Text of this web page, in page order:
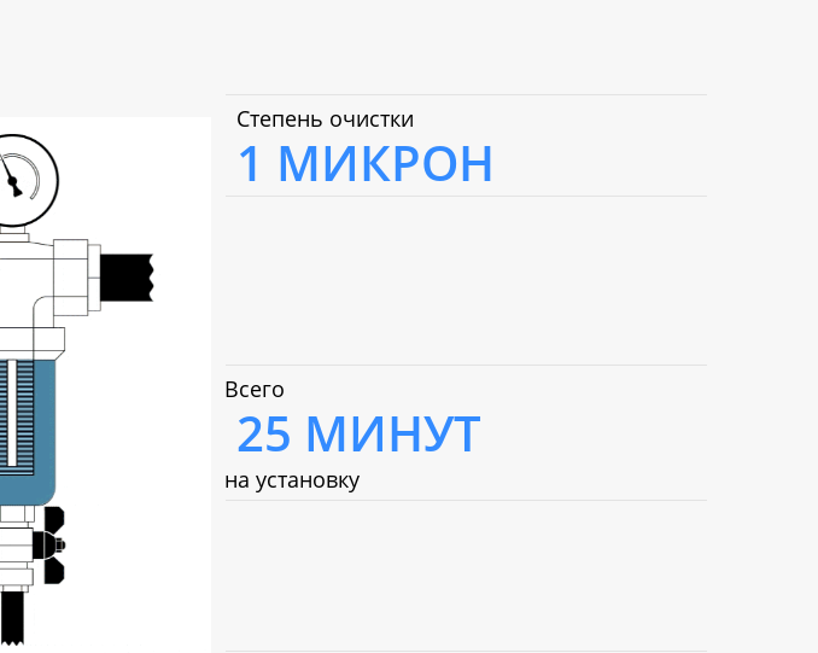
25 МИНУТ
1 МИКРОН
Степень очистки
Всего
на установку